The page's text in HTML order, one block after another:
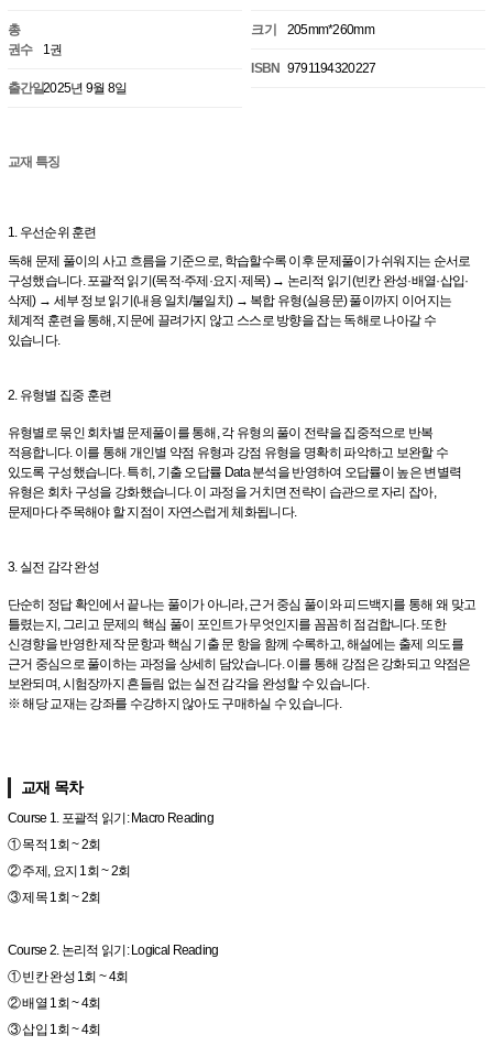
총
권수
1권
출간일2025년 9월 8일
크기 205mm*260mm
ISBN 9791194320227
교재 특징
1. 우선순위 훈련
독해 문제 풀이의 사고 흐름을 기준으로, 학습할수록 이후 문제풀이가 쉬워지는 순서로
구성했습니다. 포괄적 읽기(목적·주제·요지·제목) → 논리적 읽기(빈칸 완성·배열·삽입·
삭제) → 세부 정보 읽기(내용 일치/불일치) → 복합 유형(실용문) 풀이까지 이어지는
체계적 훈련을 통해, 지문에 끌려가지 않고 스스로 방향을 잡는 독해로 나아갈 수
있습니다.
2. 유형별 집중 훈련
유형별로 묶인 회차별 문제풀이를 통해, 각 유형의 풀이 전략을 집중적으로 반복
적용합니다. 이를 통해 개인별 약점 유형과 강점 유형을 명확히 파악하고 보완할 수
있도록 구성했습니다. 특히, 기출 오답률 Data 분석을 반영하여 오답률이 높은 변별력
유형은 회차 구성을 강화했습니다. 이 과정을 거치면 전략이 습관으로 자리 잡아,
문제마다 주목해야 할 지점이 자연스럽게 체화됩니다.
3. 실전 감각 완성
단순히 정답 확인에서 끝나는 풀이가 아니라, 근거 중심 풀이와 피드백지를 통해 왜 맞고
틀렸는지, 그리고 문제의 핵심 풀이 포인트가 무엇인지를 꼼꼼히 점검합니다. 또한
신경향을 반영한 제작 문항과 핵심 기출 문 항을 함께 수록하고, 해설에는 출제 의도를
근거 중심으로 풀이하는 과정을 상세히 담았습니다. 이를 통해 강점은 강화되고 약점은
보완되며, 시험장까지 흔들림 없는 실전 감각을 완성할 수 있습니다.
※ 해당 교재는 강좌를 수강하지 않아도 구매하실 수 있습니다.
교재 목차
Course 1. 포괄적 읽기: Macro Reading
① 목적 1회 ~ 2회
② 주제, 요지 1회 ~ 2회
③ 제목 1회 ~ 2회
Course 2. 논리적 읽기: Logical Reading
① 빈칸 완성 1회 ~ 4회
② 배열 1회 ~ 4회
③ 삽입 1회 ~ 4회